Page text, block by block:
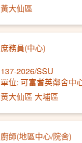
黃大仙區
庶務員(中心)
137-2026/SSU
單位: 可富耆英鄰舍中
黃大仙區 大埔區
廚師(地區中心/院舍)